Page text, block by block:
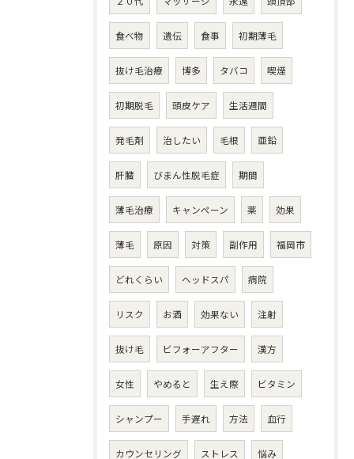
食べ物 遺伝 食事 初期薄毛
抜け毛治療 博多 タバコ 喫煙
初期脱毛 頭皮ケア 生活週間
発毛剤 治したい 毛根 亜鉛
肝臓 びまん性脱毛症 期間
薄毛治療 キャンペーン 薬 効果
薄毛 原因 対策 副作用 福岡市
どれくらい ヘッドスパ 病院
リスク お酒 効果ない 注射
抜け毛 ビフォーアフター 漢方
女性 やめると 生え際 ビタミン
シャンプー 手遅れ 方法 血行
カウンセリング ストレス 悩み